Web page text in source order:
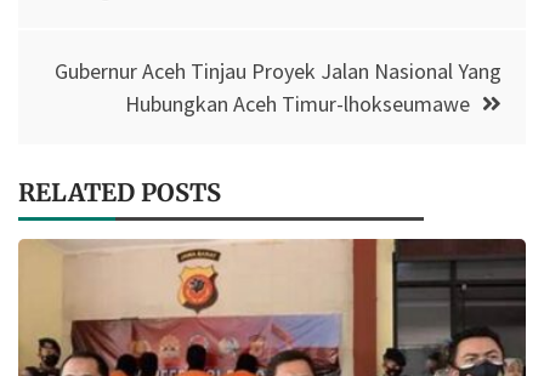
Gubernur Aceh Tinjau Proyek Jalan Nasional Yang
Hubungkan Aceh Timur-lhokseumawe
RELATED POSTS